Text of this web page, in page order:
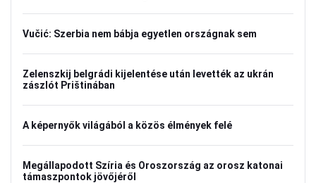
Vučić: Szerbia nem bábja egyetlen országnak sem
Zelenszkij belgrádi kijelentése után levették az ukrán
zászlót Prištinában
A képernyők világából a közös élmények felé
Megállapodott Szíria és Oroszország az orosz katonai
támaszpontok jövőjéről